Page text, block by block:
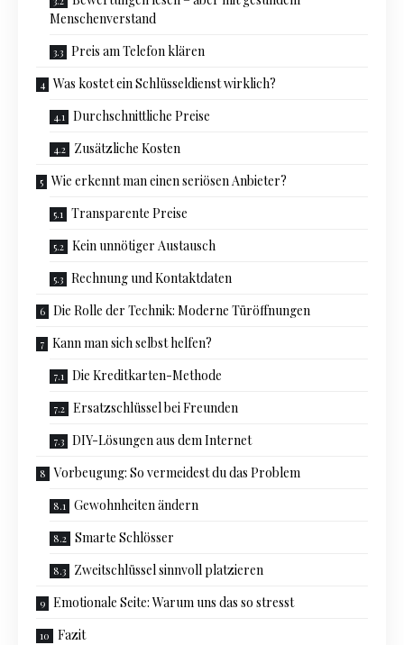
Menschenverstand
Preis am Telefon klären
Was kostet ein Schlüsseldienst wirklich?
Durchschnittliche Preise
Zusätzliche Kosten
Wie erkennt man einen seriösen Anbieter?
Transparente Preise
Kein unnötiger Austausch
Rechnung und Kontaktdaten
Die Rolle der Technik: Moderne Türöffnungen
Kann man sich selbst helfen?
Die Kreditkarten-Methode
Ersatzschlüssel bei Freunden
DIY-Lösungen aus dem Internet
Vorbeugung: So vermeidest du das Problem
Gewohnheiten ändern
Smarte Schlösser
Zweitschlüssel sinnvoll platzieren
Emotionale Seite: Warum uns das so stresst
Fazit